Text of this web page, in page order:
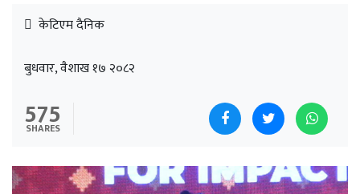
केटिएम दैनिक
बुधवार, वैशाख १७ २०८२
575
SHARES